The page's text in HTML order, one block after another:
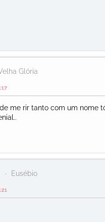
Glória
me rir tanto com um nome
Eusébio